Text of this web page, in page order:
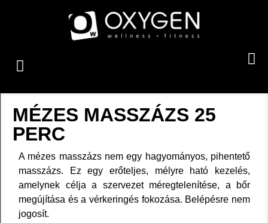
MÉZES MASSZÁZS 25
PERC
A mézes masszázs nem egy hagyományos, pihentető
masszázs. Ez egy erőteljes, mélyre ható kezelés,
amelynek célja a szervezet méregtelenítése, a bőr
megújítása és a vérkeringés fokozása. Belépésre nem
jogosít.